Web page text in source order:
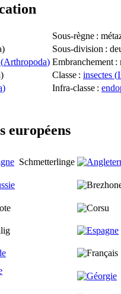
Sous-règne :
) Sous-division :
Arthropoda) Embranchement :
) Classe : insectes (
) Infra-classe :
européens
Schmetterlinge